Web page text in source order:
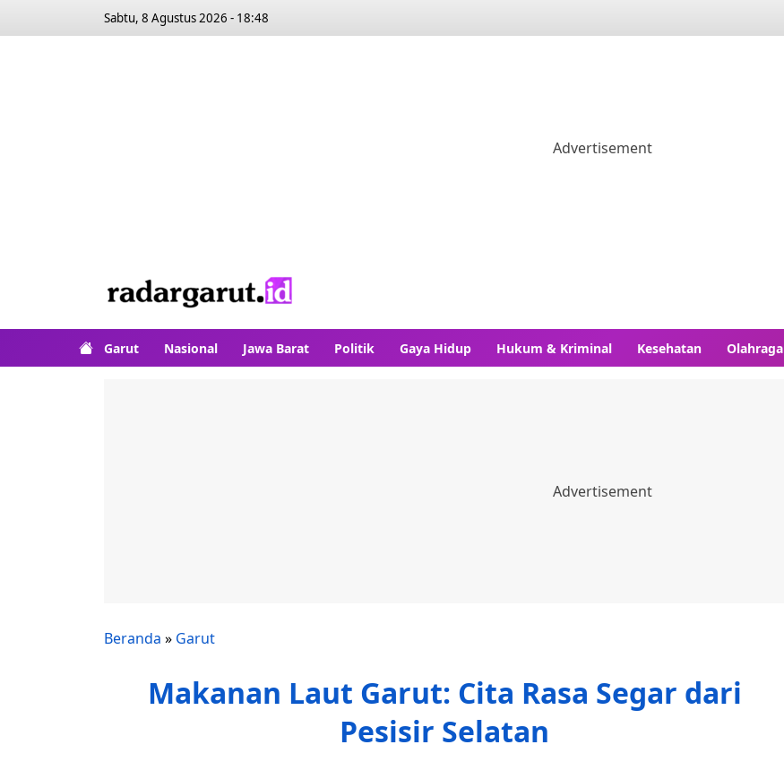
Sabtu, 8 Agustus 2026 - 18:48
Garut Nasional Jawa Barat Politik Gaya Hidup Hukum & Kriminal Kesehatan Olahraga
Beranda » Garut
Makanan Laut Garut: Cita Rasa Segar dari
Pesisir Selatan